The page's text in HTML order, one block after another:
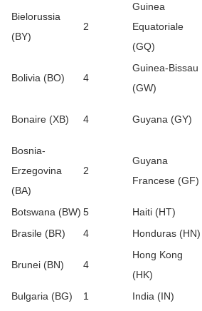
Bielorussia
(BY)
2
Guinea
Equatoriale
(GQ)
Bolivia (BO) 4
Guinea-Bissau
(GW)
Bonaire (XB) 4 Guyana (GY)
Bosnia-
Erzegovina
(BA)
2
Guyana
Francese (GF)
Botswana (BW) 5 Haiti (HT)
Brasile (BR)
4 Honduras (HN)
Brunei (BN) 4
Hong Kong
(HK)
Bulgaria (BG) 1 India (IN)